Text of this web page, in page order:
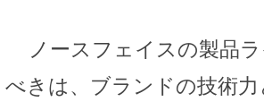
ノースフェイスの製品
べきは、ブランドの技術